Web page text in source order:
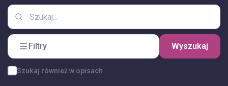
Filtry Wyszukaj
Szukaj również w opisach